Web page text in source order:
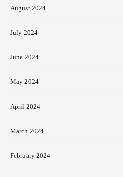
August 2024
July 2024
June 2024
May 2024
April 2024
March 2024
February 2024